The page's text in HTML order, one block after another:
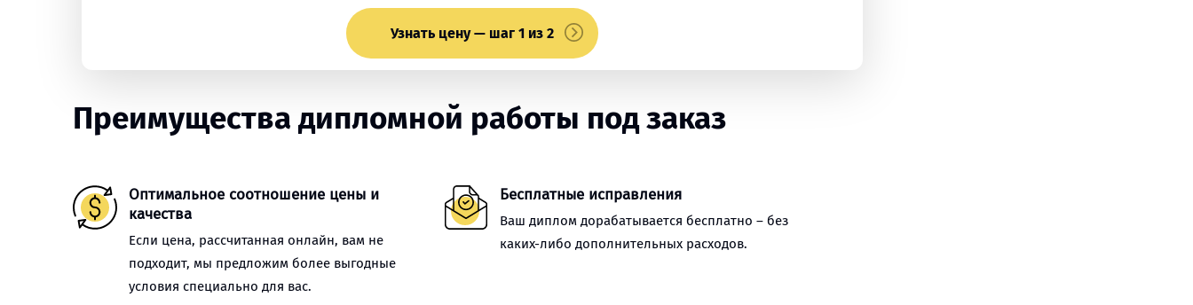
Узнать цену — шаг 1 из 2
Преимущества дипломной работы под заказ
Оптимальное соотношение цены и
качества
Если цена, рассчитанная онлайн, вам не
подходит, мы предложим более выгодные
условия специально для вас.
Бесплатные исправления
Ваш диплом дорабатывается бесплатно – без
каких-либо дополнительных расходов.